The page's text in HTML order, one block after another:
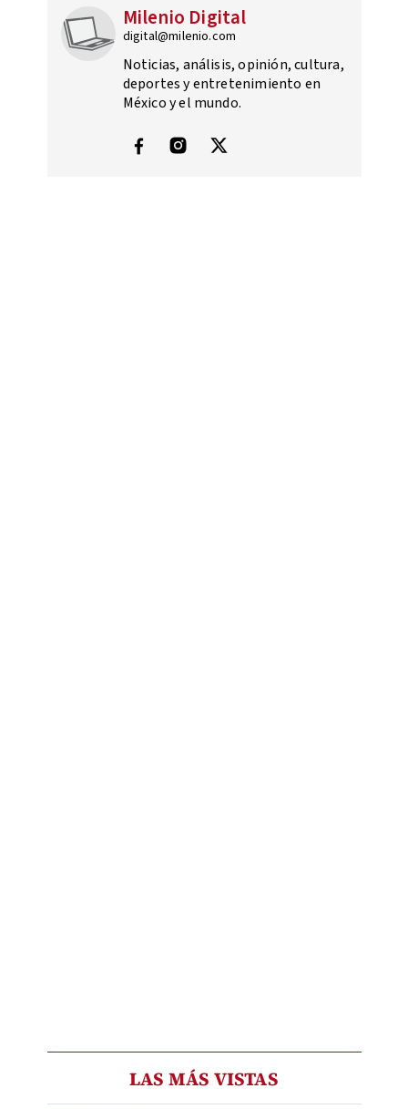
Milenio Digital
digital@milenio.com
Noticias, análisis, opinión, cultura,
deportes y entretenimiento en
México y el mundo.
LAS MÁS VISTAS